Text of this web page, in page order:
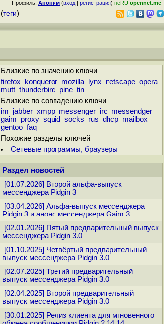
Профиль: Аноним (вход | регистрация) неRU opennet.me
(теги)
Близкие по значению ключи
firefox
konqueror mozilla lynx netscape opera
mutt thunderbird pine tin
Близкие по совпадению ключи
im
jabber xmpp messenger irc
messendger
gaim
proxy squid socks rus dhcp mailbox
gentoo faq
Похожие разделы ключей
Сетевые программы, браузеры
Раздел новостей
[01.07.2026] Второй альфа-выпуск
мессенджера Pidgin 3
[03.04.2026] Альфа-выпуск мессенджера
Pidgin 3 и анонс мессенджера Gaim 3
[02.01.2026] Пятый предварительный выпуск
мессенджера Pidgin 3.0
[01.10.2025] Четвёртый предварительный
выпуск мессенджера Pidgin 3.0
[02.07.2025] Третий предварительный
выпуск мессенджера Pidgin 3.0
[02.04.2025] Второй предварительный
выпуск мессенджера Pidgin 3.0
[30.01.2025] Релиз клиента для мгновенного